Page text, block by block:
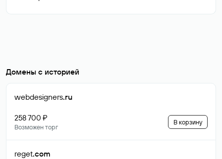
Домены с историей
webdesigners.ru
258 700 ₽
Возможен торг
В корзину
reget.com